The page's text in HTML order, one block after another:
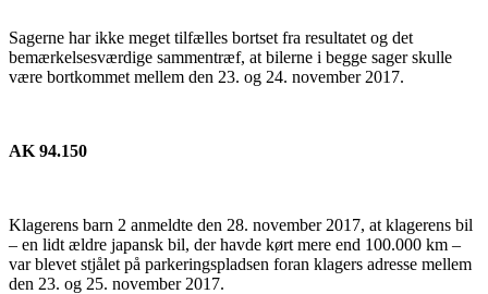
Sagerne har ikke meget tilfælles bortset fra resultatet og det
bemærkelsesværdige sammentræf, at bilerne i begge sager skulle
være bortkommet mellem den 23. og 24. november 2017.
AK 94.150
Klagerens barn 2 anmeldte den 28. november 2017, at klagerens bil
– en lidt ældre japansk bil, der havde kørt mere end 100.000 km –
var blevet stjålet på parkeringspladsen foran klagers adresse mellem
den 23. og 25. november 2017.